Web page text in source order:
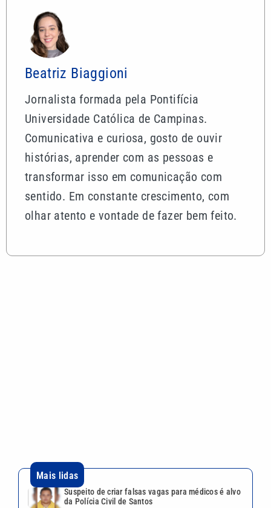
Beatriz Biaggioni
Jornalista formada pela Pontifícia
Universidade Católica de Campinas.
Comunicativa e curiosa, gosto de ouvir
histórias, aprender com as pessoas e
transformar isso em comunicação com
sentido. Em constante crescimento, com
olhar atento e vontade de fazer bem feito.
Agosto Lilás: Bragança promove ações contra a
violência à mulher nesta sexta (7)